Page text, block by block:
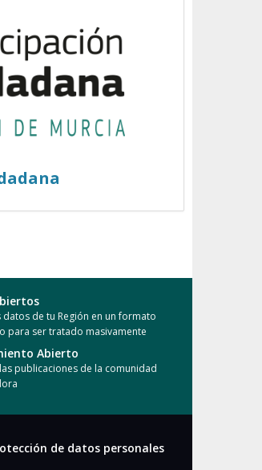
de tu Región en un formato
para ser tratado masivamente
Abierto
publicaciones de la comunidad
de datos personales